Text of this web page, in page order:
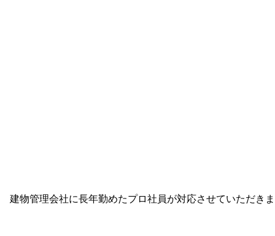
建物管理会社に長年勤めたプロ社員が対応させていただき